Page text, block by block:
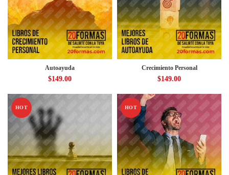
Autoayuda
$149.00
Crecimiento Personal
$149.00
HOT HOT